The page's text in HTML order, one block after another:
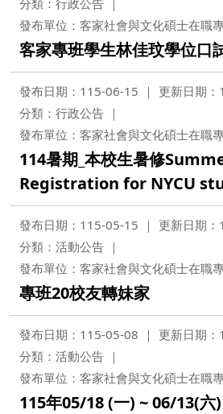
發布單位：客家社會與文化碩士在職
客家專班學生林佳玟學位口
發布日期：115-06-15
更新日期
分類：行政公告
發布單位：客家社會與文化碩士在職
114暑期_本校生暑修
Registration for NYCU
發布日期：115-05-15
更新日期
分類：活動公告
發布單位：客家社會與文化碩士在職
專班20校友轉妹家
發布日期：115-05-08
更新日期
分類：活動公告
發布單位：客家社會與文化碩士在職
115年05/18 (一) ~ 06/13(六